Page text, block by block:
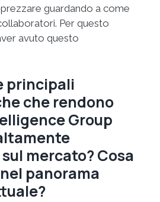
guardando a come
Per questo
avuto questo
principali
che rendono
Group
mercato? Cosa
panorama